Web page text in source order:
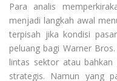
Para analis
menjadi langkah awal
terpisah jika kondisi
peluang bagi Warner
lintas sektor atau
strategis. Namun yang